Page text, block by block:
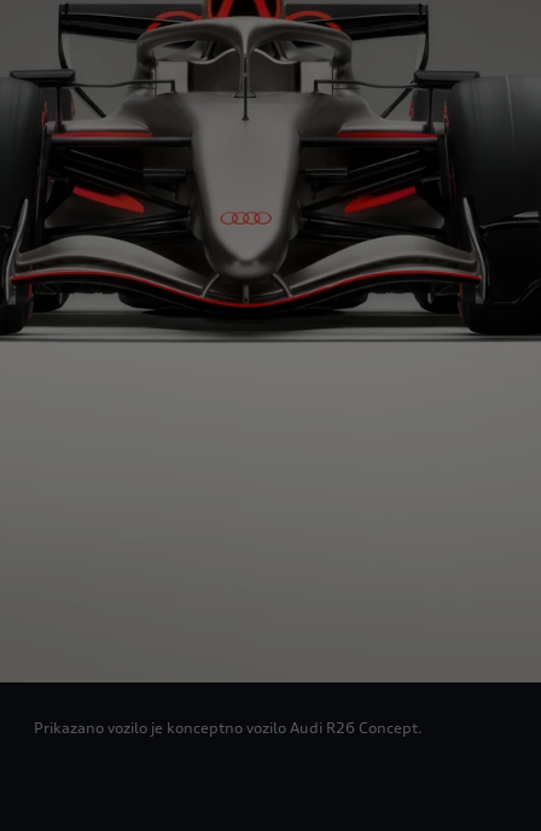
Prikazano vozilo je konceptno vozilo Audi R26 Concept.